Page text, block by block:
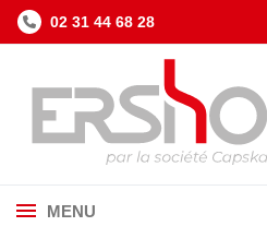
02 31 44 68 28
MENU